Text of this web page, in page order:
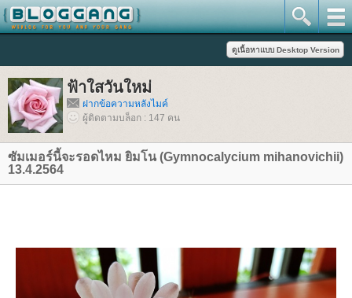
ฟ้าใสวันใหม่
ฝากข้อความหลังไมค์
ผู้ติดตามบล็อก : 147 คน
ซัมเมอร์นี้จะรอดไหม ยิมโน (Gymnocalycium mihanovichii)
13.4.2564